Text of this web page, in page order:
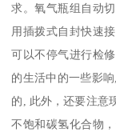
求。氧气瓶组自动
用插拨式自封快速
可以不停气进行检
的生活中的一些影
的, 此外，还要注意
不饱和碳氢化合物